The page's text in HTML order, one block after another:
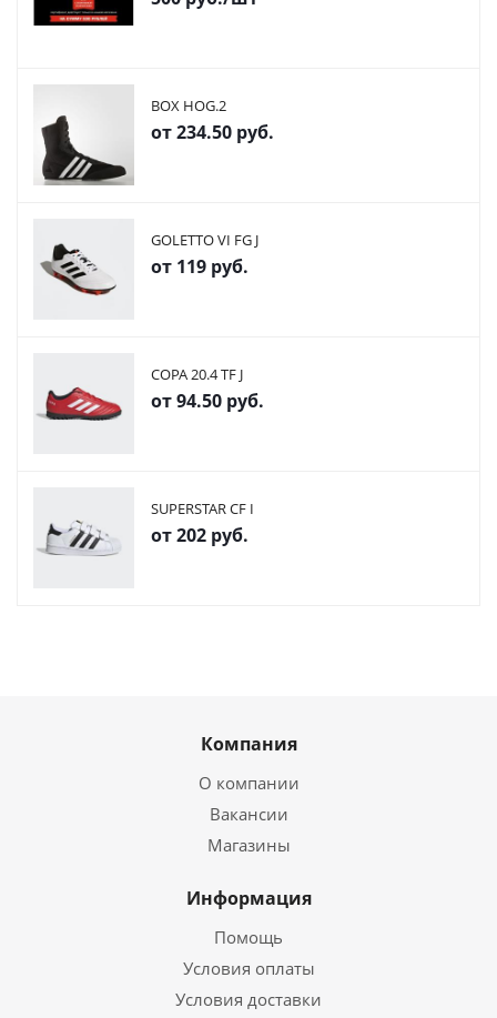
BOX HOG.2
от234.50 руб.
GOLETTO VI FG J
от 119 руб.
COPA 20.4 TF J
от94.50 руб.
SUPERSTAR CF I
от202 руб.
Компания
О компании
Вакансии
Магазины
Информация
Помощь
Условия оплаты
Условия доставки